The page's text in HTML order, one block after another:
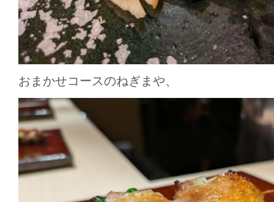
おまかせコースのねぎまや、